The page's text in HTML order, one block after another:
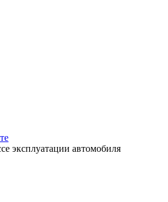
эксплуатации автомобиля